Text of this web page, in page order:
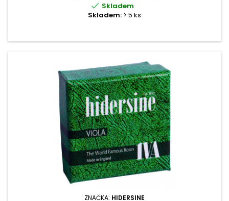
 Skladem
Skladem: > 5 ks
ZNAČKA: HIDERSINE